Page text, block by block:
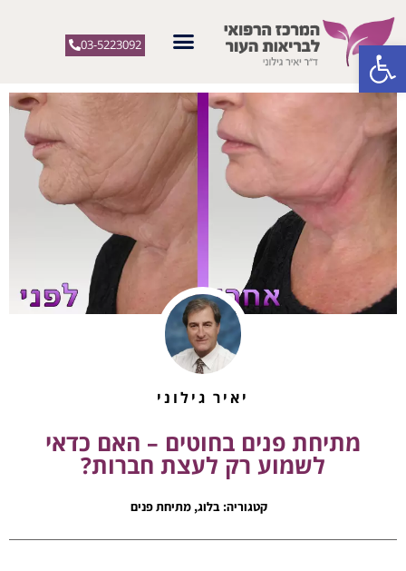
פתח סרגל נגישות 03-5223092
יאיר גילוני
מתיחת פנים בחוטים – האם כדאי
לשמוע רק לעצת חברות?
קטגוריה: בלוג,מתיחת פנים